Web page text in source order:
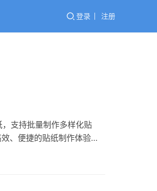
登录 注册
支持批量制作多样化贴
、便捷的贴纸制作体验。